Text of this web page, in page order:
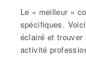
Le « meilleur »
spécifiques.
éclairé et trouver
activité